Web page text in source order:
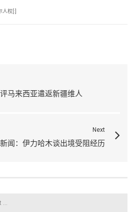
人权[:]
马来西亚遣返新疆维人
Next
闻：伊力哈木谈出境受阻经历